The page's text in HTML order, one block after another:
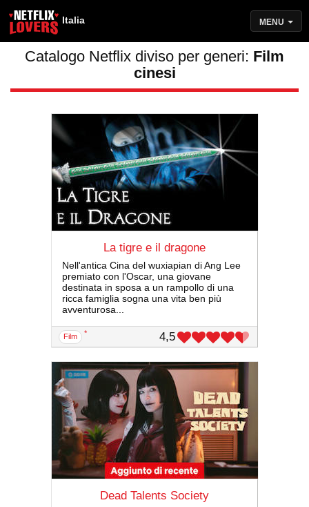
Italia MENU
Catalogo Netflix diviso per generi: Film
cinesi
La tigre e il dragone
Nell'antica Cina del wuxiapian di Ang Lee
premiato con l'Oscar, una giovane
destinata in sposa a un rampollo di una
ricca famiglia sogna una vita ben più
avventurosa...
film * 4,5
Dead Talents Society